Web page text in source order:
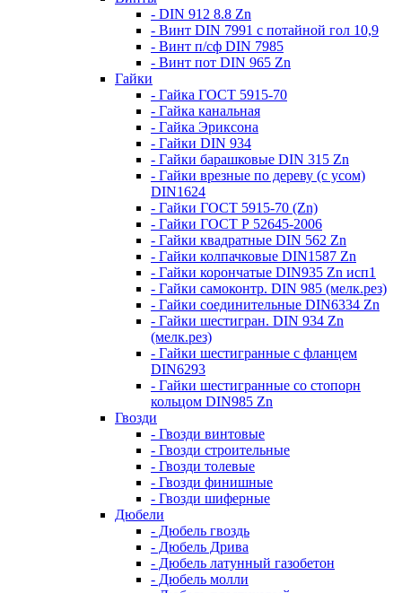
- DIN 912 8.8 Zn
- Винт DIN 7991 c потайной гол 10,9
- Винт п/сф DIN 7985
- Винт пот DIN 965 Zn
Гайки
- Гайка ГОСТ 5915-70
- Гайка канальная
- Гайка Эриксона
- Гайки DIN 934
- Гайки барашковые DIN 315 Zn
- Гайки врезные по дереву (с усом)
DIN1624
- Гайки ГОСТ 5915-70 (Zn)
- Гайки ГОСТ Р 52645-2006
- Гайки квадратные DIN 562 Zn
- Гайки колпачковые DIN1587 Zn
- Гайки корончатые DIN935 Zn исп1
- Гайки самоконтр. DIN 985 (мелк.рез)
- Гайки соединительные DIN6334 Zn
- Гайки шестигран. DIN 934 Zn
(мелк.рез)
- Гайки шестигранные с фланцем
DIN6293
- Гайки шестигранные со стопорн
кольцом DIN985 Zn
Гвозди
- Гвозди винтовые
- Гвозди строительные
- Гвозди толевые
- Гвозди финишные
- Гвозди шиферные
Дюбели
- Дюбель гвоздь
- Дюбель Дрива
- Дюбель латунный газобетон
- Дюбель молли